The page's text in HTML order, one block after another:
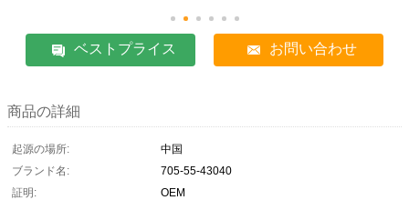
ベストプライス お問い合わせ
商品の詳細
起源の場所:
中国
ブランド名:
705-55-43040
証明:
OEM